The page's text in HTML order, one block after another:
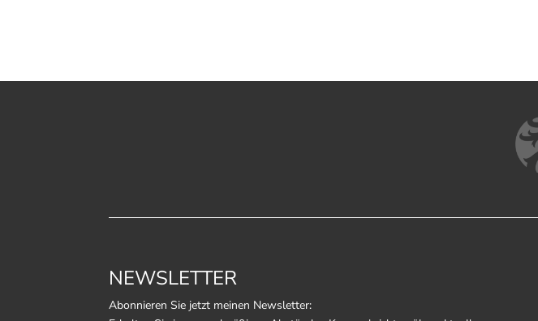
NEWSLETTER
Abonnieren Sie jetzt meinen Newsletter: